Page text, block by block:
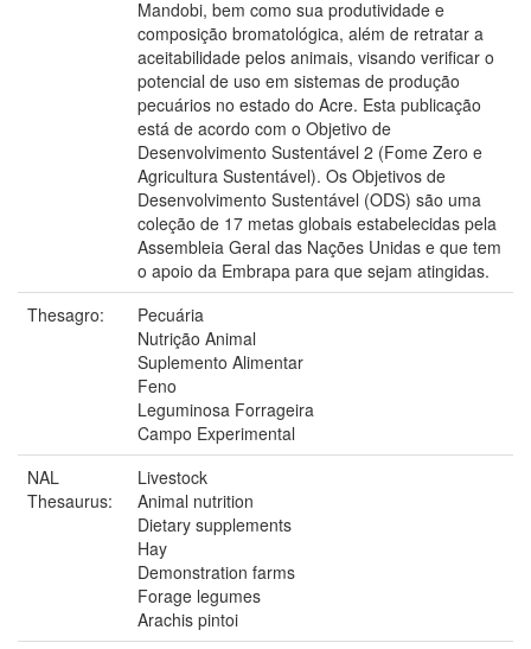
Mandobi, bem como sua produtividade e
composição bromatológica, além de retratar a
aceitabilidade pelos animais, visando verificar o
potencial de uso em sistemas de produção
pecuários no estado do Acre. Esta publicação
está de acordo com o Objetivo de
Desenvolvimento Sustentável 2 (Fome Zero e
Agricultura Sustentável). Os Objetivos de
Desenvolvimento Sustentável (ODS) são uma
coleção de 17 metas globais estabelecidas pela
Assembleia Geral das Nações Unidas e que tem
o apoio da Embrapa para que sejam atingidas.
Thesagro:
Pecuária
Nutrição Animal
Suplemento Alimentar
Feno
Leguminosa Forrageira
Campo Experimental
NAL
Thesaurus:
Livestock
Animal nutrition
Dietary supplements
Hay
Demonstration farms
Forage legumes
Arachis pintoi